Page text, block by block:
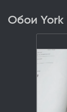
Обои York